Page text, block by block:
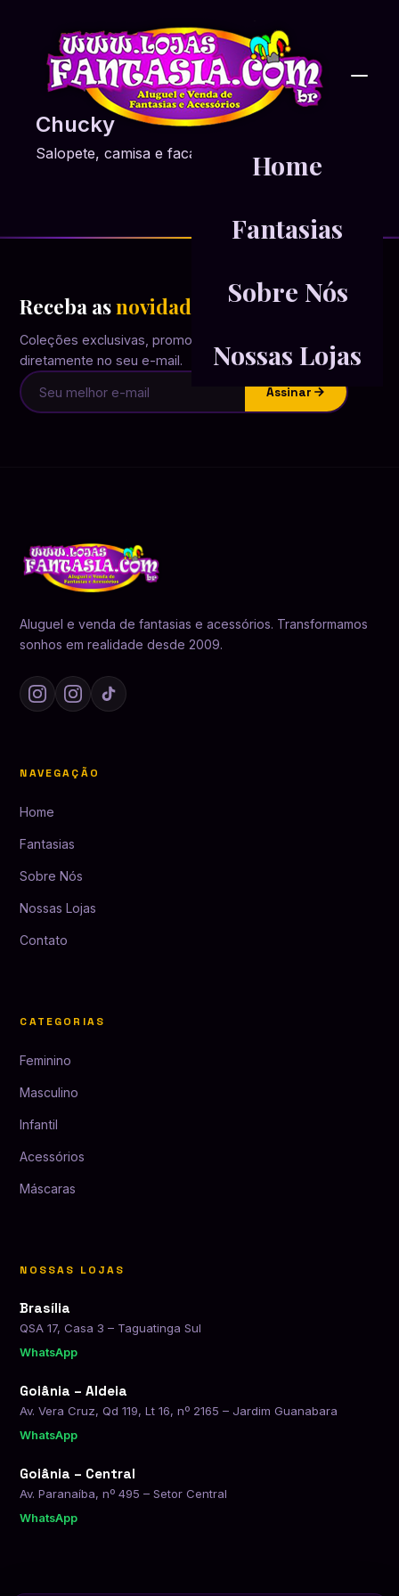
Home
Fantasias
Sobre Nós
Nossas Lojas
Chucky
Salopete, camisa e faca
Receba asnovidades em primeira mão
Coleções exclusivas, promoções e inspirações
diretamente no seu e-mail.
Assinar
Aluguel e venda de fantasias e acessórios. Transformamos
sonhos em realidade desde 2009.
NAVEGAÇÃO
Home
Fantasias
Sobre Nós
Nossas Lojas
Contato
CATEGORIAS
Feminino
Masculino
Infantil
Acessórios
Máscaras
NOSSAS LOJAS
Brasília
QSA 17, Casa 3 – Taguatinga Sul
WhatsApp
Goiânia – Aldeia
Av. Vera Cruz, Qd 119, Lt 16, nº 2165 – Jardim Guanabara
WhatsApp
Goiânia – Central
Av. Paranaíba, nº 495 – Setor Central
WhatsApp